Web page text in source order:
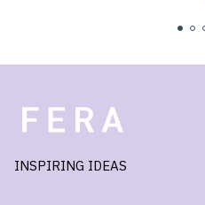
INSPIRING IDEAS